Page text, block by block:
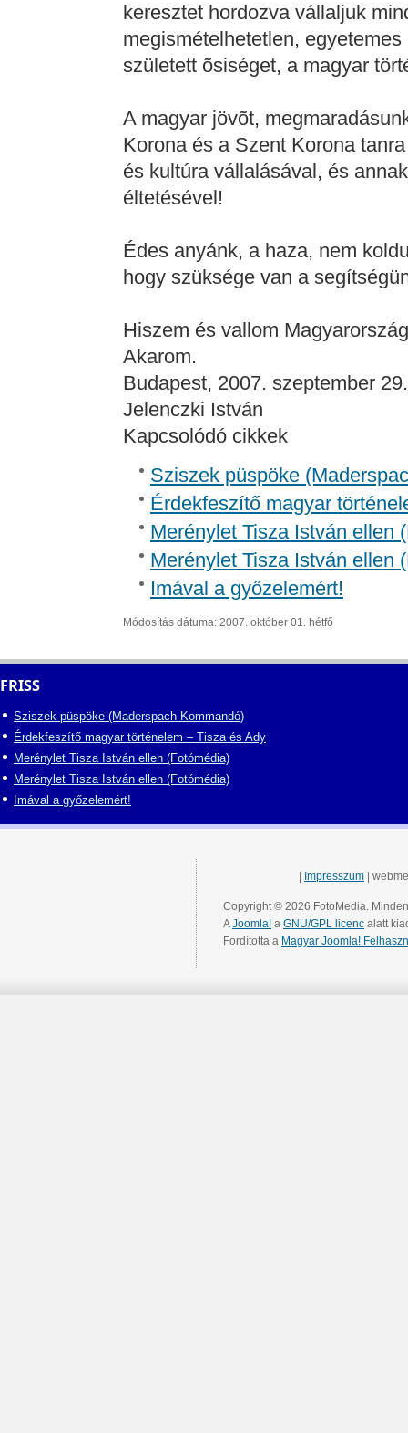
keresztet hordozva vállaljuk
megismételhetetlen,
született õsiséget, a magyar
A magyar jövõt,
Korona és a Szent Korona
és kultúra vállalásával, és
éltetésével!
Édes anyánk, a haza, nem
hogy szüksége van a
Hiszem és vallom
Akarom.
Budapest, 2007. szeptember 29.
Jelenczki István
Kapcsolódó cikkek
Sziszek püspöke
Érdekfeszítő magyar
Merénylet Tisza István ellen
Merénylet Tisza István ellen
Imával a győzelemért!
Módosítás dátuma: 2007. október 01. hétfő
FRISS
Sziszek püspöke (Maderspach Kommandó)
Érdekfeszítő magyar történelem – Tisza és Ady
Merénylet Tisza István ellen (Fotómédia)
Merénylet Tisza István ellen (Fotómédia)
Imával a győzelemért!
Impresszum |
Copyright © 2026 FotoMedia.
AJoomla! a GNU/GPL licenc alatt
Fordította a Magyar Joomla!